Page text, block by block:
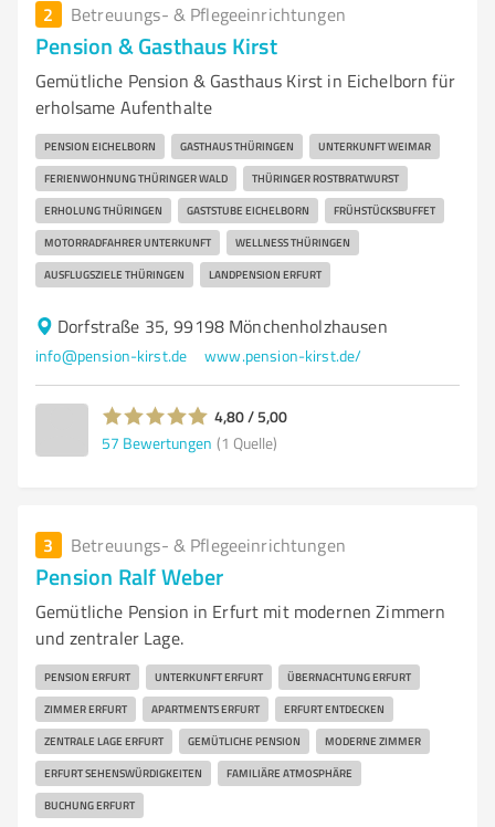
2 Betreuungs- & Pflegeeinrichtungen
Pension & Gasthaus Kirst
Gemütliche Pension & Gasthaus Kirst in Eichelborn für
erholsame Aufenthalte
PENSION EICHELBORN GASTHAUS THÜRINGEN UNTERKUNFT WEIMAR
FERIENWOHNUNG THÜRINGER WALD THÜRINGER ROSTBRATWURST
ERHOLUNG THÜRINGEN GASTSTUBE EICHELBORN FRÜHSTÜCKSBUFFET
MOTORRADFAHRER UNTERKUNFT WELLNESS THÜRINGEN
AUSFLUGSZIELE THÜRINGEN LANDPENSION ERFURT
Dorfstraße 35, 99198 Mönchenholzhausen
info@pension-kirst.de www.pension-kirst.de/
4,80 / 5,00
57 Bewertungen (1 Quelle)
3 Betreuungs- & Pflegeeinrichtungen
Pension Ralf Weber
Gemütliche Pension in Erfurt mit modernen Zimmern
und zentraler Lage.
PENSION ERFURT UNTERKUNFT ERFURT ÜBERNACHTUNG ERFURT
ZIMMER ERFURT APARTMENTS ERFURT ERFURT ENTDECKEN
ZENTRALE LAGE ERFURT GEMÜTLICHE PENSION MODERNE ZIMMER
ERFURT SEHENSWÜRDIGKEITEN FAMILIÄRE ATMOSPHÄRE
BUCHUNG ERFURT